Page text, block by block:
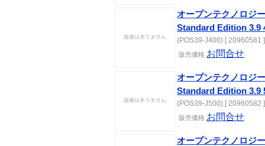
オープンテクノロジ
Standard Edition 3.9
(POS39-J400) [ 20960581 ]
販売価格 お問合せ
オープンテクノロジ
Standard Edition 3.9
(POS39-J500) [ 20960582 ]
販売価格 お問合せ
オープンテクノロジ